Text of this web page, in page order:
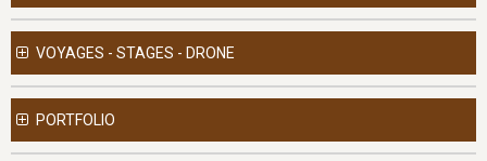
VOYAGES - STAGES - DRONE
PORTFOLIO